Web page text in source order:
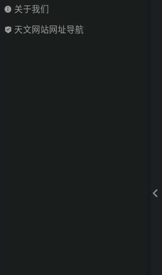
关于我们
天文网站网址导航